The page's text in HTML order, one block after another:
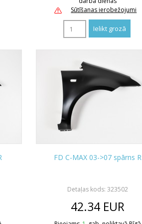
Sūtīšanas ierobežojumi
FD C-MAX 03->07 spārns R
Detaļas kods: 323502
42.34 EUR